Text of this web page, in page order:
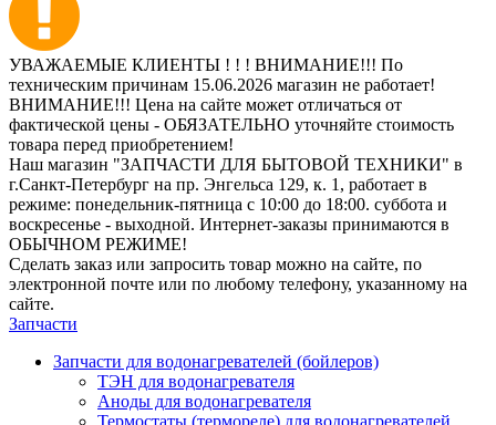
УВАЖАЕМЫЕ КЛИЕНТЫ ! ! ! ВНИМАНИЕ!!! По
техническим причинам 15.06.2026 магазин не работает!
ВНИМАНИЕ!!! Цена на сайте может отличаться от
фактической цены - ОБЯЗАТЕЛЬНО уточняйте стоимость
товара перед приобретением!
Наш магазин "ЗАПЧАСТИ ДЛЯ БЫТОВОЙ ТЕХНИКИ" в
г.Санкт-Петербург на пр. Энгельса 129, к. 1, работает в
режиме: понедельник-пятница с 10:00 до 18:00. суббота и
воскресенье - выходной. Интернет-заказы принимаются в
ОБЫЧНОМ РЕЖИМЕ!
Сделать заказ или запросить товар можно на сайте, по
электронной почте или по любому телефону, указанному на
сайте.
Запчасти
Запчасти для водонагревателей (бойлеров)
ТЭН для водонагревателя
Аноды для водонагревателя